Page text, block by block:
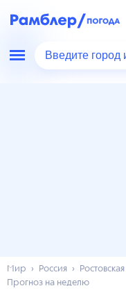
Введите город
Мир Россия
Прогноз на неделю